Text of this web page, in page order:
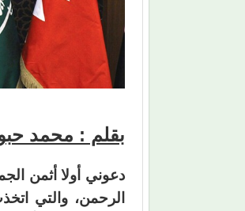
بقلم : محمد
دعوني أولا أثمن
الرحمن، والتي